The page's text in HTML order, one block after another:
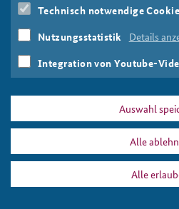
Strategische Vorausschau,
Prediction Markets
Marktplattformen
Wahlen,
kollektives Wissen,Trend,
DATA PRIVACY
Technisch notwendige
Nutzungsstatistik Details
Integration von Youtube-
Auswahl
Alle
Alle